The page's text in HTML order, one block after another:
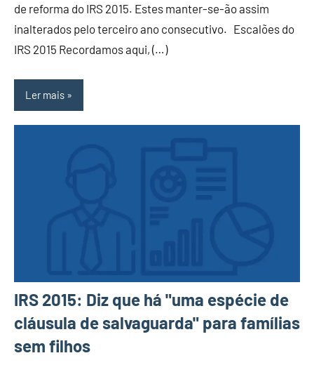
de reforma do IRS 2015. Estes manter-se-ão assim
inalterados pelo terceiro ano consecutivo. Escalões do
IRS 2015 Recordamos aqui, (…)
Ler mais
IRS 2015: Diz que há "uma espécie de
cláusula de salvaguarda" para famílias
sem filhos